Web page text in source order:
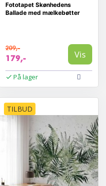
Fototapet Skønhedens
Ballade med mælkebøtter
209,-
179,- Vis
På lager
TILBUD